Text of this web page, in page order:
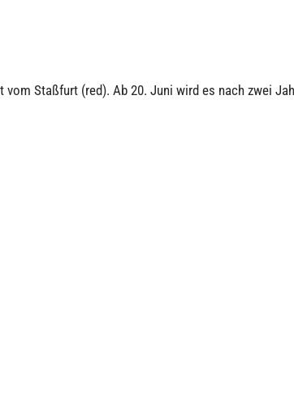
Staßfurt (red). Ab 20. Juni wird es nach zwei